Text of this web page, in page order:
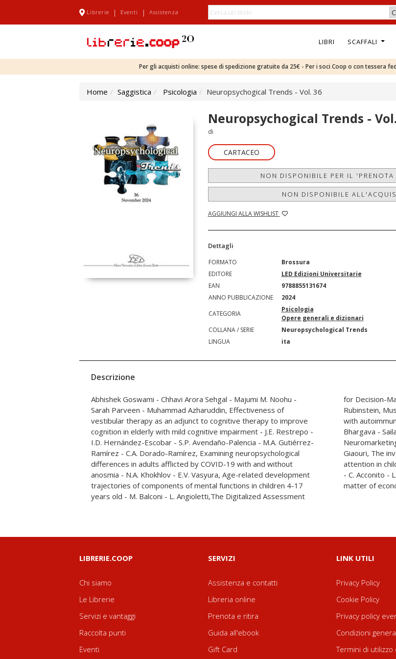
Librerie | Eventi | Assistenza
LIBRI SCAFFALI
Per gli acquisti online: spese di spedizione gratuite da 25€ - Per i soci Coop o con tessera
Home Saggistica Psicologia Neuropsychogical Trends - Vol. 36
Neuropsychogical Trends -
di
CARTACEO
NON DISPONIBILE PER IL 'PRENOTA
NON DISPONIBILE
AGGIUNGI ALLA WISHLIST
Dettagli
FORMATO
Brossura
EDITORE
LED Edizioni Universitarie
EAN
9788855131674
ANNO PUBBLICAZIONE
2024
CATEGORIA
Psicologia
Opere generali e dizionari
COLLANA / SERIE
Neuropsychological Trends
LINGUA
ita
Descrizione
Abhishek Goswami - Chhavi Arora Sehgal - Majumi M. Noohu -
Sarah Parveen - Muhammad Azharuddin, Effectiveness of
vestibular therapy as an adjunct to cognitive therapy to improve
cognition in elderly with mild cognitive impairment - J.E. Restrepo -
I.D. Hernández-Escobar - S.P. Avendaño-Palencia - M.A. Gutiérrez-
Ramírez - C.A. Dorado-Ramírez, Examining neuropsychological
differences in adults afflicted by COVID-19 with and without
anosmia - N.A. Khokhlov - E.V. Vasyura, Age-related development
trajectories of components of mental functions in children 4-17
years old - M. Balconi - L. Angioletti,The Digitalized Assessment
for Decision-Making - J. Moltrasio - F. Cossini - D.G. Politis - W.
Rubinstein, Musical and verbal memory dissociation in a patient
with autoimmune encephalitis - Diksha Panwar - Amitabh
Bhargava - Sailaja Bohara - Shivendra Singh Chaudhary,
Neuromarketing insights for effective advertising strategies - S.
Giaouri, The investigation of visuospatial memory and visual
attention in children with intellectual disability and Down syndrome
- C. Acconito - L. Angioletti - M. Balconi, To repeat or not repeat?A
matter of
LIBRERIE.COOP
Chi siamo
Le Librerie
Servizi e vantaggi
Raccolta punti
Eventi
SERVIZI
Assistenza e contatti
Libreria online
Prenota e ritira
Guida all'ebook
Gift Card
LINK UTILI
Privacy Policy
Cookie Policy
Privacy policy
Condizioni
Termini di utilizzo